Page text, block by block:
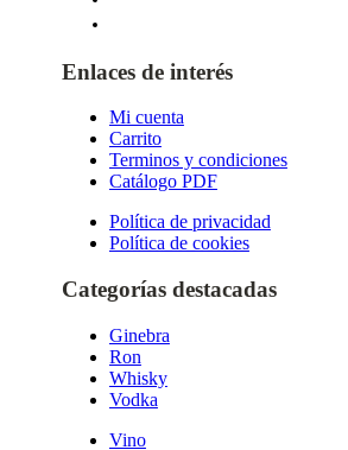
Enlaces de interés
Mi cuenta
Carrito
Terminos y condiciones
Catálogo PDF
Política de privacidad
Política de cookies
Categorías destacadas
Ginebra
Ron
Whisky
Vodka
Vino